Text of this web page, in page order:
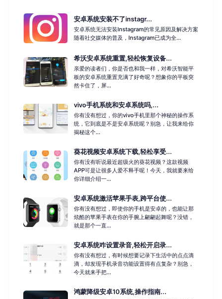
安卓系统安装不了instagr...
安卓系统无法安装Instagram的常见原因及解决方案
随着社交媒体的普及，Instagram已成为全...
希沃安卓系统重置,轻松恢复设备...
亲爱的读者们，你是否也和我一样，对希沃智能平
板的安卓系统重置充满了好奇呢？想象你的平板突
然卡住了，屏...
vivo手机系统和安卓系统吗,...
你有没有想过，你的vivo手机里那个神秘的操作系
统，它到底是不是安卓系统呢？别急，让我来给你
揭秘这个...
葵花视频安卓系统下载,轻松享受...
你有没有听说最近超级火的葵花视频？这款视频
APP可是让很多人爱不释手呢！今天，我就要来给
你详细介绍一...
安卓系统激活苹果手表,跨平台使...
你有没有想过，即使你的手机是安卓的，也能让那
炫酷的苹果手表在你的手腕上翩翩起舞呢？没错，
就是那个一直...
安卓系统咋设置录音,轻松开启录...
你有没有想过，有时候想要记录下生活中的点点滴
滴，却发现手机录音功能设置得有点复杂？别急，
今天就来手把...
鸿蒙降级安卓10系统,操作指南...